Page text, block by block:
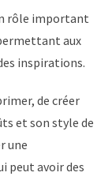
rôle important
aux
inspirations.
de créer
et son style de
une
peut avoir des